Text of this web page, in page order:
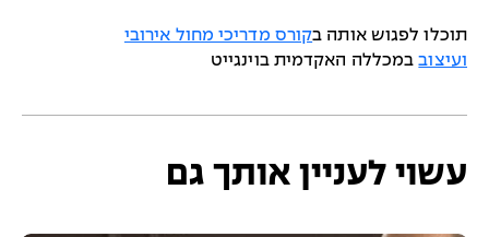
תוכלו לפגוש אותה בקורס מדריכי מחול אירובי
ועיצובבמכללה האקדמית בוינגייט
עשוי לעניין אותך גם